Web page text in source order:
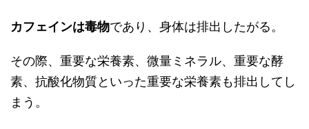
カフェインは毒物であり、身体は排出したがる。
その際、重要な栄養素、微量ミネラル、重要な酵
素、抗酸化物質といった重要な栄養素も排出してし
まう。